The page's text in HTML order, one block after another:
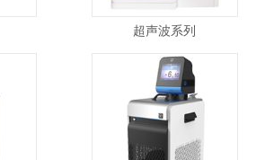
超声波系列